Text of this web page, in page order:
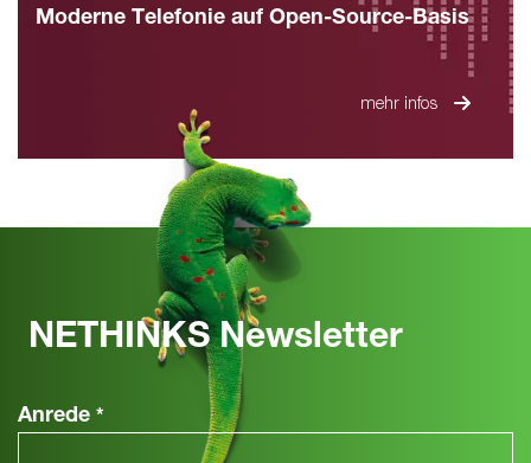
Moderne Telefonie auf Open-Source-Basis
mehr infos
NETHINKS Newsletter
Anrede *